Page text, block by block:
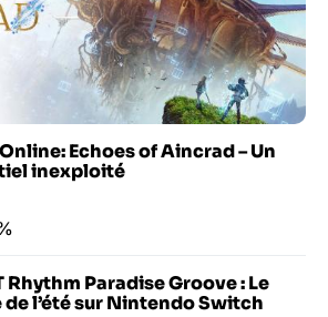
Echoes of Aincrad – Un
inexploité
Rhythm Paradise Groove : Le
de l’été sur Nintendo Switch